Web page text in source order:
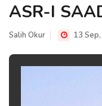
ASR-I
Salih Okur 13